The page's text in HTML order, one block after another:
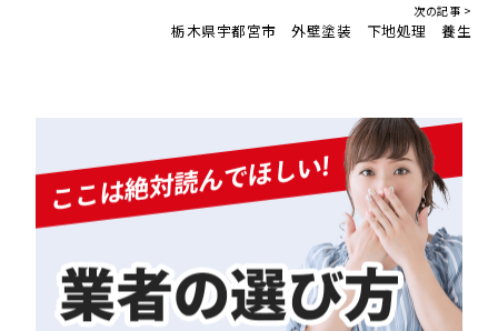
次の記事 >
栃木県宇都宮市 外壁塗装 下地処理 養生